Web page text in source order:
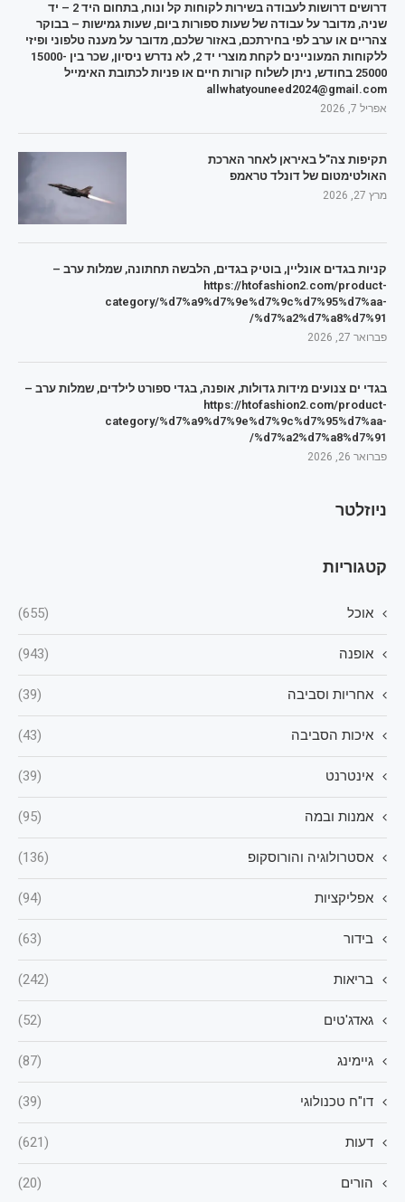
דרושים דרושות לעבודה בשירות לקוחות קל ונוח, בתחום היד 2 – יד
שניה, מדובר על עבודה של שעות ספורות ביום, שעות גמישות – בבוקר
צהריים או ערב לפי בחירתכם, באזור שלכם, מדובר על מענה טלפוני ופיזי
ללקוחות המעוניינים לקחת מוצרי יד 2, לא נדרש ניסיון, שכר בין 15000-
25000 בחודש, ניתן לשלוח קורות חיים או פניות לכתובת האימייל
allwhatyouneed2024@gmail.com
אפריל 7, 2026
תקיפות צה"ל באיראן לאחר הארכת
האולטימטום של דונלד טראמפ
מרץ 27, 2026
קניות בגדים אונליין, בוטיק בגדים, הלבשה תחתונה, שמלות ערב –
https://htofashion2.com/product-
category/%d7%a9%d7%9e%d7%9c%d7%95%d7%aa-
%d7%a2%d7%a8%d7%91/
פברואר 27, 2026
בגדי ים צנועים מידות גדולות, אופנה, בגדי ספורט לילדים, שמלות ערב –
https://htofashion2.com/product-
category/%d7%a9%d7%9e%d7%9c%d7%95%d7%aa-
%d7%a2%d7%a8%d7%91/
פברואר 26, 2026
ניוזלטר
קטגוריות
אוכל (655)
אופנה (943)
אחריות וסביבה (39)
איכות הסביבה (43)
אינטרנט (39)
אמנות ובמה (95)
אסטרולוגיה והורוסקופ (136)
אפליקציות (94)
בידור (63)
בריאות (242)
גאדג'טים (52)
גיימינג (87)
דו"ח טכנולוגי (39)
דעות (621)
הורים (20)